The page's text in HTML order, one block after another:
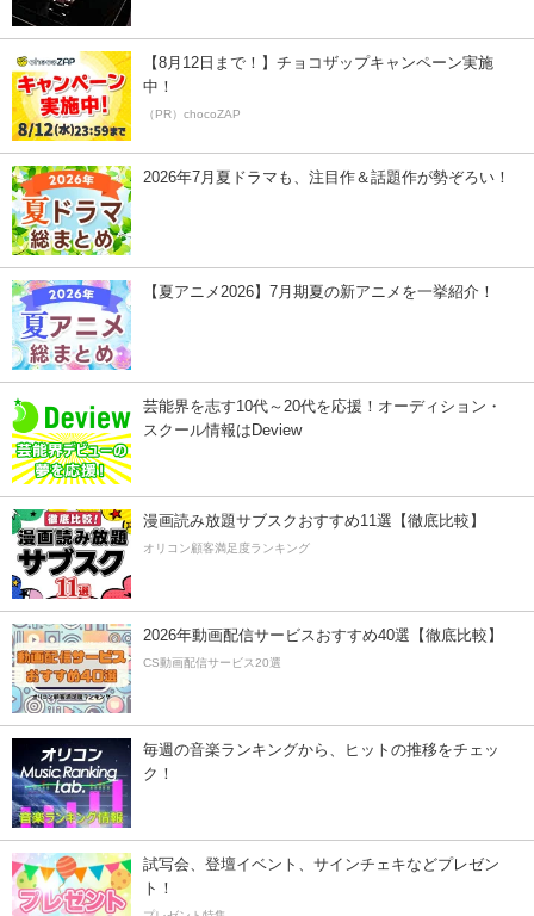
【8月12日まで！】チョコザップキャンペーン実施
中！
（PR）chocoZAP
2026年7月夏ドラマも、注目作＆話題作が勢ぞろい！
【夏アニメ2026】7月期夏の新アニメを一挙紹介！
芸能界を志す10代～20代を応援！オーディション・
スクール情報はDeview
漫画読み放題サブスクおすすめ11選【徹底比較】
オリコン顧客満足度ランキング
2026年動画配信サービスおすすめ40選【徹底比較】
CS動画配信サービス20選
毎週の音楽ランキングから、ヒットの推移をチェッ
ク！
試写会、登壇イベント、サインチェキなどプレゼン
ト！